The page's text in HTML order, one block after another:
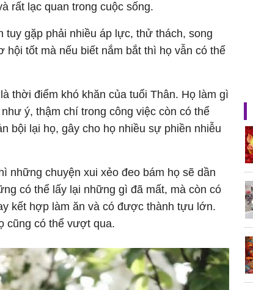
rất lạc quan trong cuộc sống.
tuy gặp phải nhiều áp lực, thử thách, song
hội tốt mà nếu biết nắm bắt thì họ vẫn có thể
thời điểm khó khăn của tuổi Thân. Họ làm gì
ý, thậm chí trong công việc còn có thể
bội lại họ, gây cho họ nhiều sự phiền nhiễu
những chuyện xui xẻo đeo bám họ sẽ dần
có thể lấy lại những gì đã mất, mà còn có
kết hợp làm ăn và có được thành tựu lớn.
cũng có thể vượt qua.